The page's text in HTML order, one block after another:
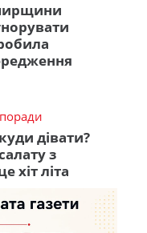
дівати?
з
хіт літа